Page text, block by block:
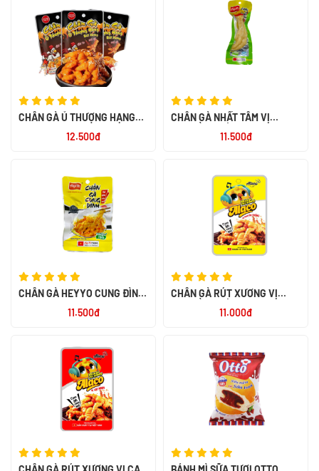
CHÂN GÀ Ủ THƯỢNG HẠNG
12.500đ
CHÂN GÀ NHẤT TÂM VỊ
11.500đ
CHÂN GÀ HEYYO CUNG ĐÌNH
11.500đ
CHÂN GÀ RÚT XƯƠNG VỊ
11.000đ